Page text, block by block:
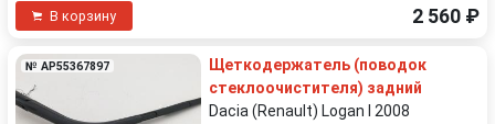
В корзину 2 560 ₽
№ AP55367897
Щеткодержатель (поводок
стеклоочистителя) задний
Dacia (Renault) Logan I 2008